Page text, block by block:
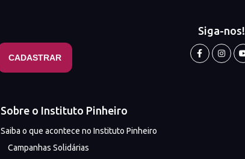
Siga-nos!
Sobre o Instituto Pinheiro
Saiba o que acontece no Instituto Pinheiro
Campanhas Solidárias